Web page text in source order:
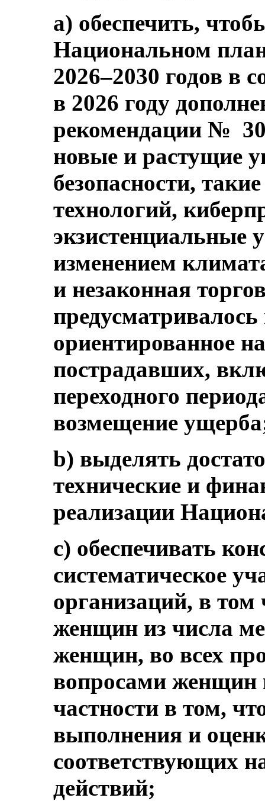
a) обеспечить,
Национальном
2026–2030 годов в
в 2026 году
рекомендации №
новые и растущие
безопасности,
технологий,
экзистенциальные
изменением
и незаконная
предусматривалось
ориентированное
пострадавших,
переходного
возмещение
b) выделять
технические и
реализации
c) обеспечивать
систематическое
организаций, в
женщин из числа
женщин, во всех
вопросами женщин
частности в том,
выполнения и
соответствующих
действий;